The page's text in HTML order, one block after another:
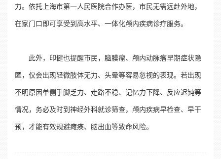
力。依托上海市第一人民医院合作办医，市民无需远赴外地，
在家门口即可享受到高水平、一体化颅内疾病诊疗服务。
此外，印健也提醒市民，脑膜瘤、颅内动脉瘤早期症状隐
匿，仅会出现轻微肢体无力、头晕等容易忽视的表现。若出现
不明原因单侧手脚乏力、走路不稳、记忆力下降、反应迟钝等
情况，务必及时到神经外科就诊筛查，颅内疾病早检查、早干
预，才能有效规避瘫痪、脑出血等致命风险。